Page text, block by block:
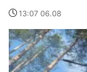
13:07 06.08